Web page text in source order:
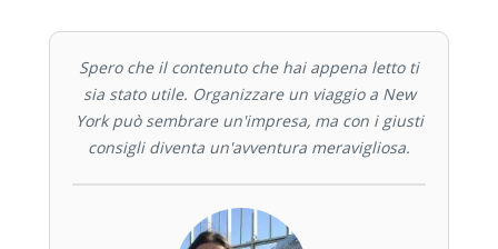
Spero che il contenuto che hai appena letto ti
sia stato utile. Organizzare un viaggio a New
York può sembrare un'impresa, ma con i giusti
consigli diventa un'avventura meravigliosa.